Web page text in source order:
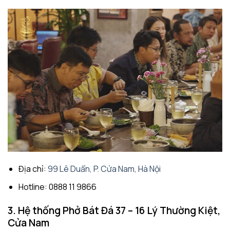
Địa chỉ: 99 Lê Duẩn, P. Cửa Nam, Hà Nội
Hotline: 0888 11 9866
3. Hệ thống Phở Bát Đá 37 – 16 Lý Thường Kiệt,
Cửa Nam